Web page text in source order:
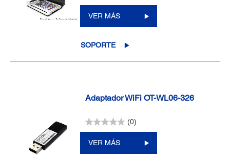
VER MÁS
SOPORTE
Adaptador WiFi OT-WL06-326
(0)
VER MÁS